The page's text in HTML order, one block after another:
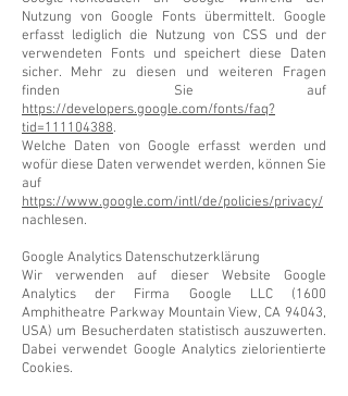
Nutzung von Google Fonts übermittelt. Google
erfasst lediglich die Nutzung von CSS und der
verwendeten Fonts und speichert diese Daten
sicher. Mehr zu diesen und weiteren Fragen
finden Sie auf
https://developers.google.com/fonts/faq?
tid=111104388.
Welche Daten von Google erfasst werden und
wofür diese Daten verwendet werden, können Sie
auf
https://www.google.com/intl/de/policies/privacy/
nachlesen.
Google Analytics Datenschutzerklärung
Wir verwenden auf dieser Website Google
Analytics der Firma Google LLC (1600
Amphitheatre Parkway Mountain View, CA 94043,
USA) um Besucherdaten statistisch auszuwerten.
Dabei verwendet Google Analytics zielorientierte
Cookies.